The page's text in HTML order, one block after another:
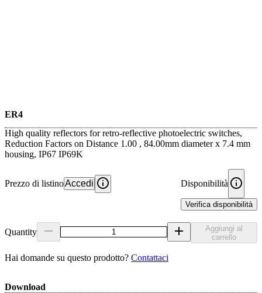
ER4
High quality reflectors for retro-reflective photoelectric switches,
Reduction Factors on Distance 1.00 , 84.00mm diameter x 7.4 mm
housing, IP67 IP69K
Prezzo di listinoAccedi Disponibilità
Verifica disponibilità
Quantity
Aggiungi al
carrello
Hai domande su questo prodotto? Contattaci
Download